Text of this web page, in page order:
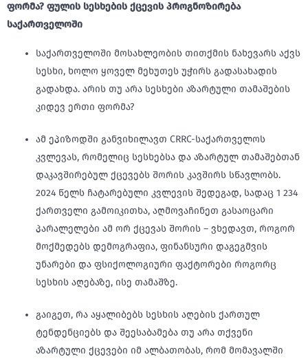
ფორმა? ფულის სესხების ქცევის პროგნოზირება
საქართველოში
საქართველოში მოსახლეობის თითქმის ნახევარს აქვს
სესხი, ხოლო ყოველ მეხუთეს უჭირს გადასახადის
გადახდა. არის თუ არა სესხები აზარტული თამაშების
კიდევ ერთი ფორმა?
ამ ეპიზოდში განვიხილავთ CRRC-საქართველოს
კვლევას, რომელიც სესხებსა და აზარტულ თამაშებთან
დაკავშირებულ ქცევებს შორის კავშირს სწავლობს.
2024 წელს ჩატარებული კვლევის შედეგად, სადაც 1 234
ქართველი გამოიკითხა, აღმოვაჩინეთ გასაოცარი
პარალელები ამ ორ ქცევას შორის – ვხედავთ, როგორ
მოქმედებს დემოგრაფია, ფინანსური დაგეგმვის
უნარები და ფსიქოლოგიური ფაქტორები როგორც
სესხის აღებაზე, ისე თამაშზე.
გაიგეთ, რა აყალიბებს სესხის აღების ქართულ
ტენდენციებს და შეესაბამება თუ არა თქვენი
აზარტული ქცევები იმ ალბათობას, რომ მომავალში